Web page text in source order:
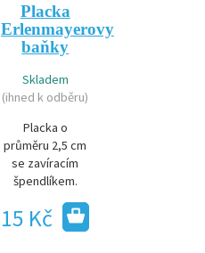
Placka
Erlenmayerovy
baňky
Skladem
(ihned k odběru)
Placka o
průměru 2,5 cm
se zavíracím
špendlíkem.
15 Kč